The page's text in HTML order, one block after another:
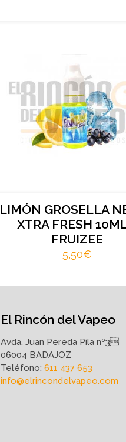
LIMÓN GROSELLA
XTRA FRESH
FRUIZEE
5,50€
El Rincón del Vapeo
Avda. Juan Pereda Pila nº3
06004 BADAJOZ
Teléfono: 611 437 653
info@elrincondelvapeo.com